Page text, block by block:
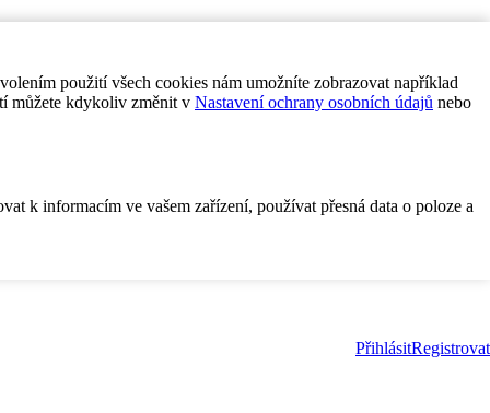
použití všech cookies nám umožníte zobrazovat například
můžete kdykoliv změnit v Nastavení ochrany osobních údajů nebo
k informacím ve vašem zařízení, používat přesná data o poloze a
PřihlásitRegistrovat